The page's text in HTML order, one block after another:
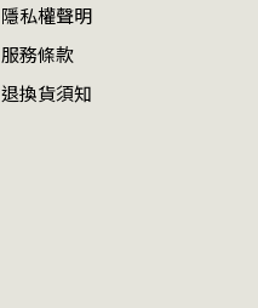
隱私權聲明
服務條款
退換貨須知